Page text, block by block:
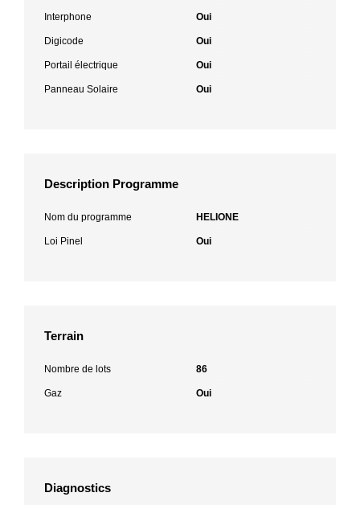
Interphone Oui
Digicode Oui
Portail électrique Oui
Panneau Solaire Oui
Description Programme
Nom du programme HELIONE
Loi Pinel Oui
Terrain
Nombre de lots 86
Gaz Oui
Diagnostics